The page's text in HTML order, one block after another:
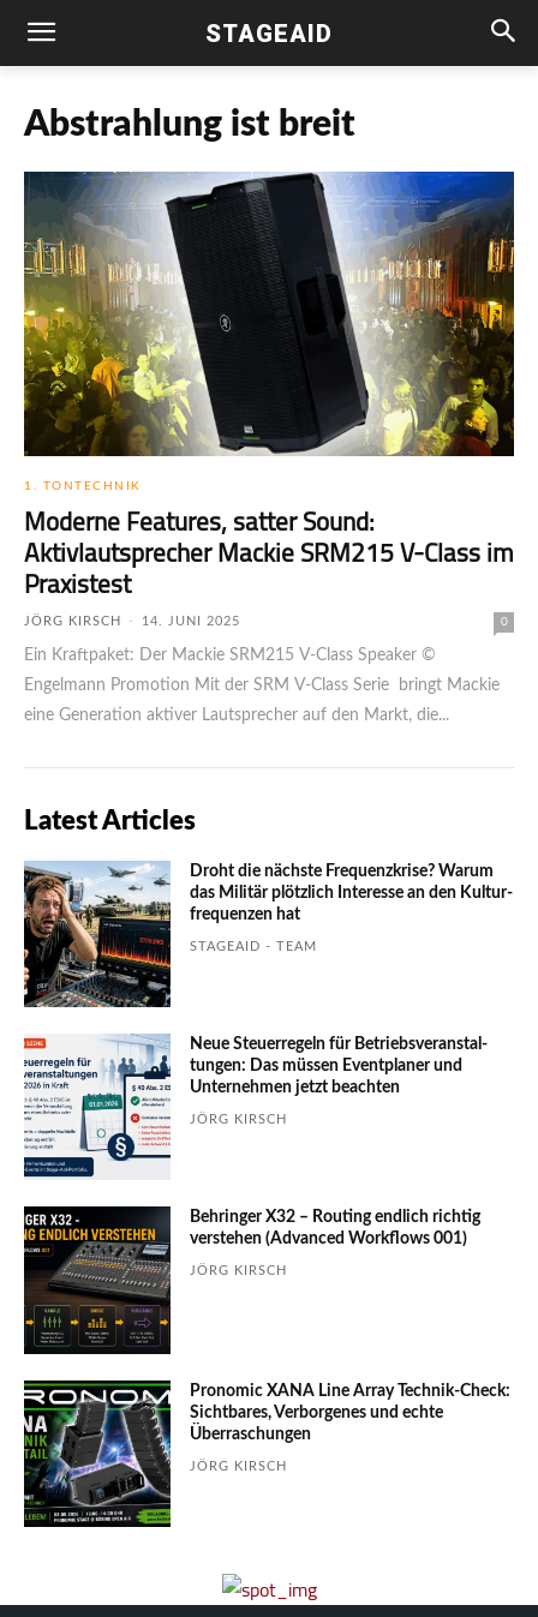
STAGEAID
Abstrahlung ist breit
1. TONTECHNIK
Moderne Features, satter Sound:
Aktivlautsprecher Mackie SRM215 V-Class im
Praxistest
JÖRG KIRSCH - 14. JUNI 2025 0
Ein Kraftpaket: Der Mackie SRM215 V-Class Speaker ©
Engelmann Promotion Mit der SRM V-Class Serie bringt Mackie
eine Generation aktiver Lautsprecher auf den Markt, die...
Latest Articles
Droht die nächste Frequenzkrise? Warum
das Mili­tär plötzlich Inte­resse an den Kultur­
fre­quen­zen hat
STAGEAID - TEAM
Neue Steuerregeln für Betriebs­ver­an­stal­
tungen: Das müssen Event­planer und
Unter­nehmen jetzt beachten
JÖRG KIRSCH
Behringer X32 – Routing endlich richtig
verstehen (Advanced Workflows 001)
JÖRG KIRSCH
Pronomic XANA Line Array Technik-Check:
Sichtbares, Verborgenes und echte
Überraschungen
JÖRG KIRSCH